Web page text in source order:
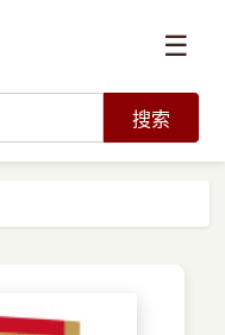
☰
搜索